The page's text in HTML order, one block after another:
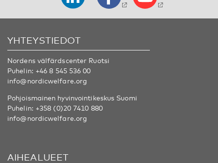
YHTEYSTIEDOT
Nordens välfärdscenter Ruotsi
Puhelin: +46 8 545 536 00
info@nordicwelfare.org
Pohjoismainen hyvinvointikeskus Suomi
Puhelin: +358 (0)20 7410 880
info@nordicwelfare.org
AIHEALUEET